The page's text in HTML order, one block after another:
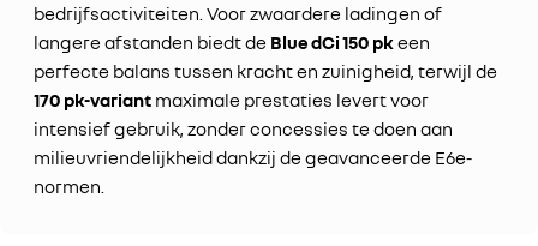
bedrijfsactiviteiten. Voor zwaardere ladingen of
langere afstanden biedt de Blue dCi 150 pkeen
perfecte balans tussen kracht en zuinigheid, terwijl de
170 pk-variant maximale prestaties levert voor
intensief gebruik, zonder concessies te doen aan
milieuvriendelijkheid dankzij de geavanceerde E6e-
normen.